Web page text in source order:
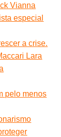
Vianna
especial
a crise.
Lara
pelo menos